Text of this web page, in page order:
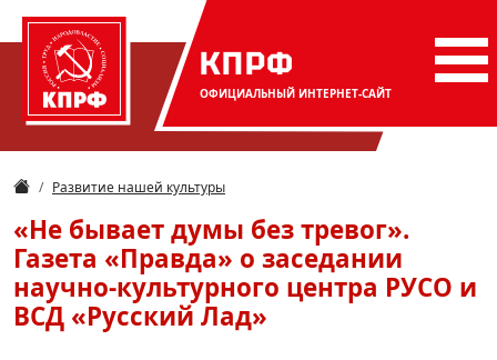
КПРФ
ОФИЦИАЛЬНЫЙ ИНТЕРНЕТ-САЙТ
Развитие нашей культуры
«Не бывает думы без тревог».
Газета «Правда» о заседании
научно-культурного центра РУСО и
ВСД «Русский Лад»